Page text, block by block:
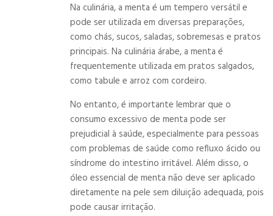
Na culinária, a menta é um tempero versátil e
pode ser utilizada em diversas preparações,
como chás, sucos, saladas, sobremesas e pratos
principais. Na culinária árabe, a menta é
frequentemente utilizada em pratos salgados,
como tabule e arroz com cordeiro.
No entanto, é importante lembrar que o
consumo excessivo de menta pode ser
prejudicial à saúde, especialmente para pessoas
com problemas de saúde como refluxo ácido ou
síndrome do intestino irritável. Além disso, o
óleo essencial de menta não deve ser aplicado
diretamente na pele sem diluição adequada, pois
pode causar irritação.